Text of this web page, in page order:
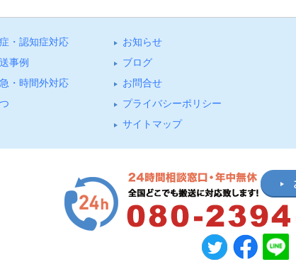
・認知症対応
事例
・時間外対応
お知らせ
ブログ
お問合せ
プライバシーポリシー
サイトマップ